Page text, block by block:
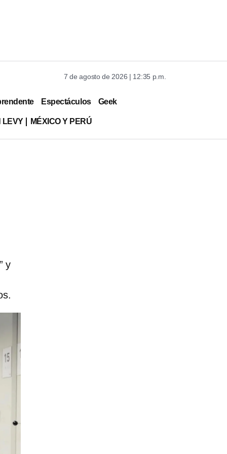
7 de agosto de 2026 | 12:35 p.m.
Espectáculos Geek
LEVY MÉXICO Y PERÚ
y